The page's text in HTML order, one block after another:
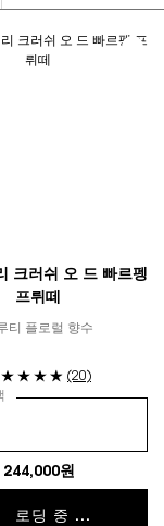
크러쉬 오 드 빠르펭
프뤼떼
티 플로럴 향수
(20)
244,000원
로딩 중 ...